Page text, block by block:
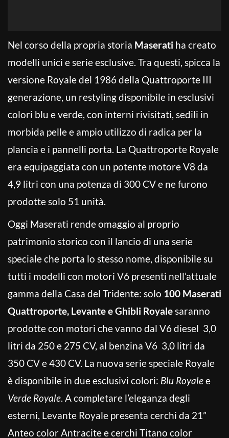
Nel corso della propria storia Maserati ha creato
modelli unici e serie esclusive. Tra questi, spicca la
versione Royale del 1986 della Quattroporte III
generazione, un restyling disponibile in esclusivi
colori blu e verde, con interni rivisitati, sedili in
morbida pelle e ampio utilizzo di radica per la
plancia e i pannelli porta. La Quattroporte Royale
era equipaggiata con un potente motore V8 da
4,9 litri con una potenza di 300 CV e ne furono
prodotte solo 51 unità.
Oggi Maserati rende omaggio al proprio
patrimonio storico con il lancio di una serie
speciale che porta lo stesso nome, disponibile su
tutti i modelli con motori V6 presenti nell’attuale
gamma della Casa del Tridente: solo 100 Maserati
Quattroporte, Levante e Ghibli Royalesaranno
prodotte con motori che vanno dal V6 diesel 3,0
litri da 250 e 275 CV, al benzina V6 3,0 litri da
350 CV e 430 CV. La nuova serie speciale Royale
è disponibile in due esclusivi colori: Blu Royalee
Verde Royale. A completare l’eleganza degli
esterni, Levante Royale presenta cerchi da 21”
Anteo color Antracite e cerchi Titano color